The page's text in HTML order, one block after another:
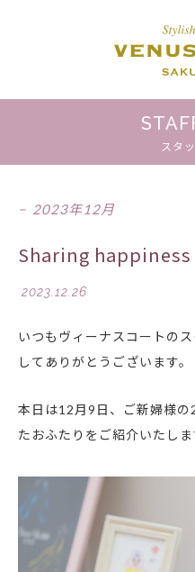
スタ
2023年12月
Sharing happiness
2023.12.26
いつもヴィーナスコートの
してありがとうございます。
本日は12月9日、ご新婦様
たおふたりをご紹介いたしま